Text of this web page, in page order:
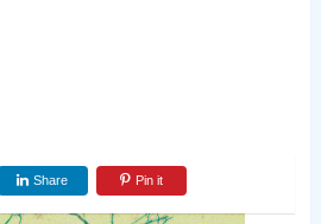
Share Pin it